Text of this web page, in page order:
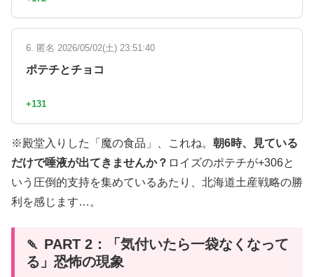
6. 匿名 2026/05/02(土) 23:51:40
ポテチとチョコ
+131
※殿堂入りした「魔の食品」、これね。 朝6時、見ている
だけで唾液が出てきませんか？ ロイズのポテチが+306と
いう圧倒的支持を集めているあたり、北海道土産戦略の勝
利を感じます…。
🍡 PART 2：「気付いたら一袋なくなって
る」恐怖の現象